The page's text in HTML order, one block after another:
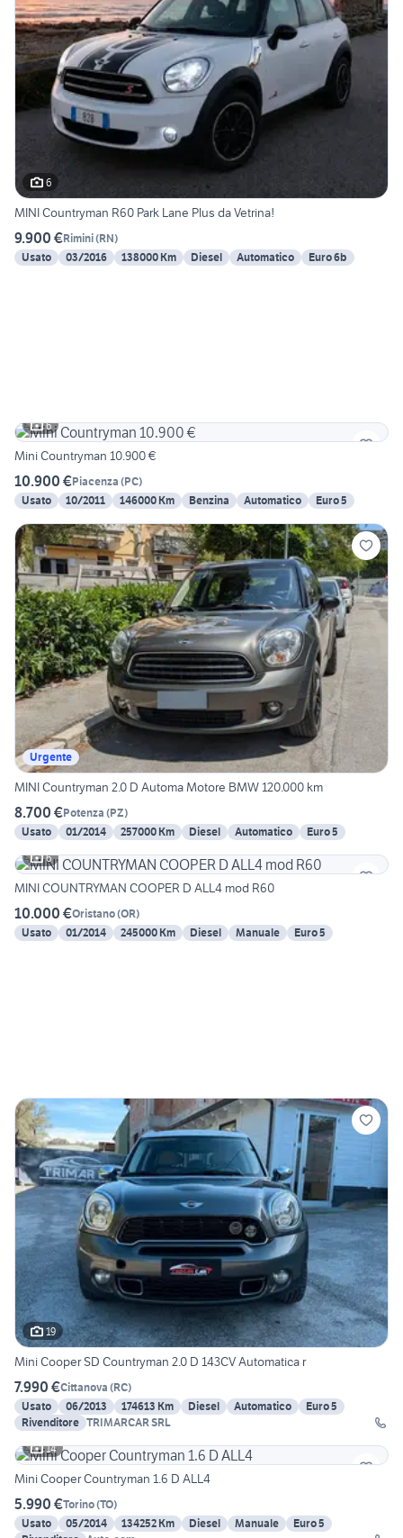
6
MINI Countryman R60 Park Lane Plus da Vetrina!
9.900 €Rimini(RN)
Usato
03/2016 138000 Km Diesel Automatico Euro 6b
6
Mini Countryman 10.900 €
10.900 €Piacenza (PC)
Usato
10/2011 146000 Km Benzina Automatico Euro 5
Urgente
MINI Countryman 2.0 D Automa Motore BMW 120.000 km
8.700 €Potenza (PZ)
Usato
01/2014 257000 Km Diesel Automatico
Euro 5
6
MINI COUNTRYMAN COOPER D ALL4 mod R60
10.000 €Oristano(OR)
Usato
01/2014 245000 Km Diesel Manuale Euro 5
19
Mini Cooper SD Countryman 2.0 D 143CV Automatica r
7.990 €Cittanova (RC)
Usato
06/2013 174613 Km Diesel Automatico
Euro 5
Rivenditore TRIMARCAR SRL
14
Mini Cooper Countryman 1.6 D ALL4
5.990 €Torino(TO)
Usato
05/2014 134252 Km Diesel Manuale
Euro 5